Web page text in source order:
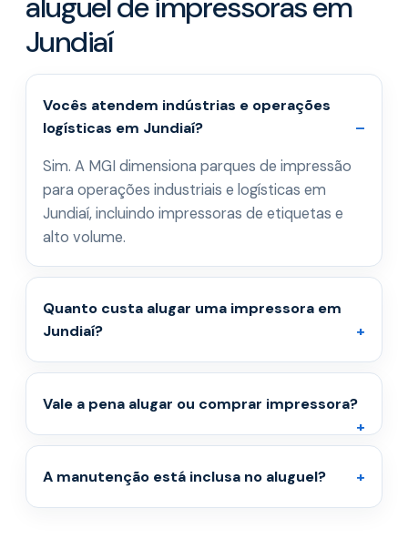
Jundiaí
Vocês atendem indústrias e operações
logísticas em Jundiaí?
Sim. A MGI dimensiona parques de impressão
para operações industriais e logísticas em
Jundiaí, incluindo impressoras de etiquetas e
alto volume.
Quanto custa alugar uma impressora em
Jundiaí?
Vale a pena alugar ou comprar impressora?
A manutenção está inclusa no aluguel?